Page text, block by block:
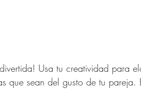
Usa tu creatividad para
que sean del gusto de tu